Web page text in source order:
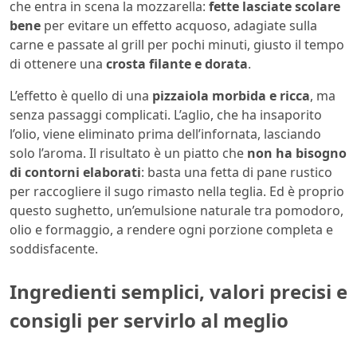
che entra in scena la mozzarella: fette lasciate scolare
bene per evitare un effetto acquoso, adagiate sulla
carne e passate al grill per pochi minuti, giusto il tempo
di ottenere una crosta filante e dorata.
L’effetto è quello di una pizzaiola morbida e ricca, ma
senza passaggi complicati. L’aglio, che ha insaporito
l’olio, viene eliminato prima dell’infornata, lasciando
solo l’aroma. Il risultato è un piatto che non ha bisogno
di contorni elaborati: basta una fetta di pane rustico
per raccogliere il sugo rimasto nella teglia. Ed è proprio
questo sughetto, un’emulsione naturale tra pomodoro,
olio e formaggio, a rendere ogni porzione completa e
soddisfacente.
Ingredienti semplici, valori precisi e
consigli per servirlo al meglio